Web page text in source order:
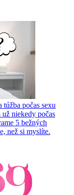
počas sexu
už niekedy počas
5 bežných
než si myslíte.